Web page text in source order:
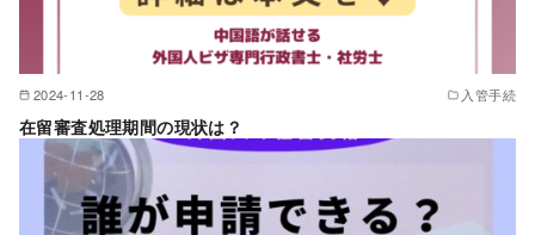
2024-11-28 入管手続
在留審査処理期間の現状は？